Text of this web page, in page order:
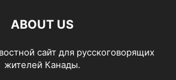
ABOUT US
сайт для русскоговорящих
жителей Канады.